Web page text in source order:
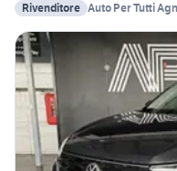
Rivenditore Auto Per Tutti